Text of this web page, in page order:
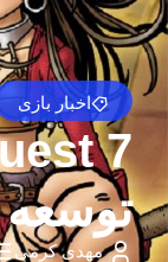
اخبار بازی
مهدی کرمی